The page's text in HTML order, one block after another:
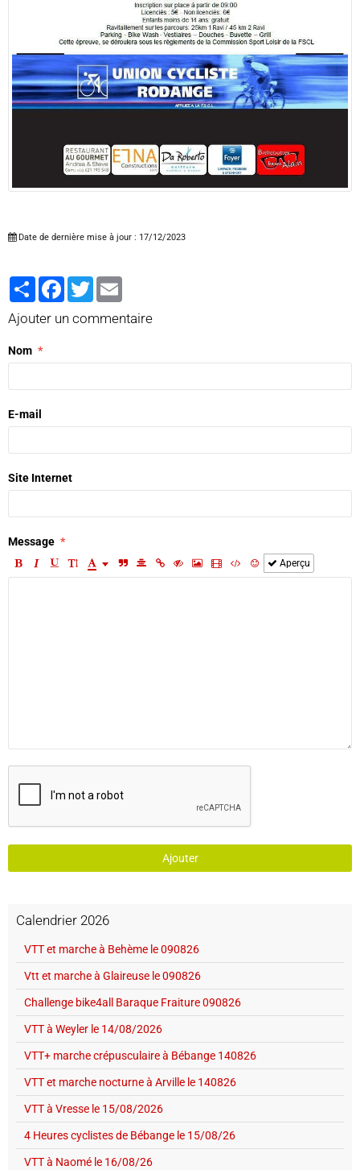
Date de dernière mise à jour : 17/12/2023
PartagerFacebook
Twitter
Ajouter un commentaire
Nom
E-mail
Site Internet
Message
Aperçu
Ajouter
Calendrier 2026
VTT et marche à Behème le 090826
Vtt et marche à Glaireuse le 090826
Challenge bike4all Baraque Fraiture 090826
VTT à Weyler le 14/08/2026
VTT+ marche crépusculaire à Bébange 140826
VTT et marche nocturne à Arville le 140826
VTT à Vresse le 15/08/2026
4 Heures cyclistes de Bébange le 15/08/26
VTT à Naomé le 16/08/26